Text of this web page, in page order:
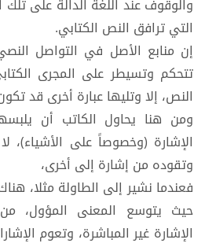
والوقوف عند اللغة الدالة على تلك
التي ترافق النص الكتابي.
إن منابع الأصل في التواصل
تتحكم وتسيطر على المجرى
النص، إلا وتليها عبارة أخرى قد
ومن هنا يحاول الكاتب أن
الإشارة (وخصوصاً على الأشياء)،
وتقوده من إشارة إلى أخرى،
فعندما نشير إلى الطاولة مثلا،
حيث يتوسع المعنى المؤول، من
الإشارة غير المباشرة، وتعوم